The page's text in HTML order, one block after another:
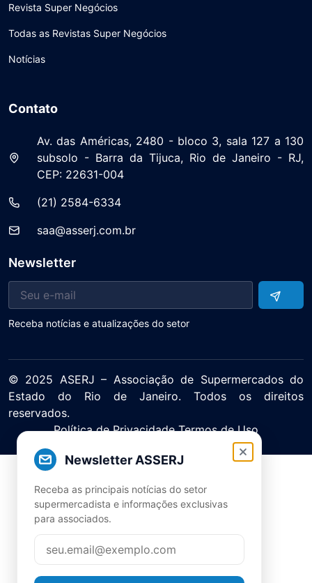
Newsletter ASSERJ
Receba as principais notícias do setor
supermercadista e informações exclusivas
para associados.
Revista Super Negócios
Todas as Revistas Super Negócios
Notícias
Contato
Av. das Américas, 2480 - bloco 3, sala 127 a 130
subsolo - Barra da Tijuca, Rio de Janeiro - RJ,
CEP: 22631-004
(21) 2584-6334
saa@asserj.com.br
Newsletter
Receba notícias e atualizações do setor
© 2025 ASERJ – Associação de Supermercados do
Estado do Rio de Janeiro. Todos os direitos
reservados.
Política de Privacidade Termos de Uso